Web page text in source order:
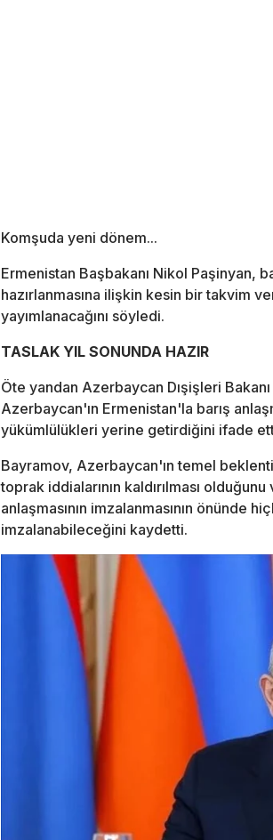
Komşuda yeni dönem...
Ermenistan Başbakanı Nikol Paşinyan,
hazırlanmasına ilişkin kesin bir takvim
yayımlanacağını söyledi.
TASLAK YIL SONUNDA HAZIR
Öte yandan Azerbaycan Dışişleri
Azerbaycan'ın Ermenistan'la barış
yükümlülükleri yerine getirdiğini ifade
Bayramov, Azerbaycan'ın temel
toprak iddialarının kaldırılması olduğunu
anlaşmasının imzalanmasının önünde
imzalanabileceğini kaydetti.